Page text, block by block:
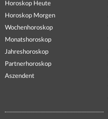
Horoskop Heute
Horoskop Morgen
Wochenhoroskop
Monatshoroskop
Jahreshoroskop
Partnerhoroskop
Aszendent